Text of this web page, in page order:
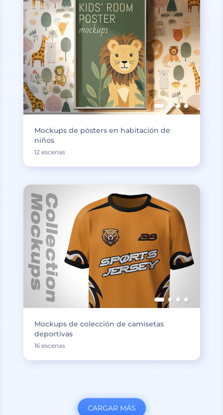
Mockups de pósters en habitación de
niños
12 escenas
Mockups de colección de camisetas
deportivas
16 escenas
CARGAR MÁS